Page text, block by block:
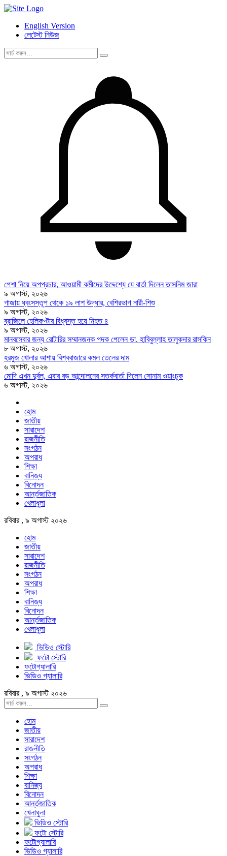
English Version
লেটেস্ট নিউজ
পেশা নিয়ে অপপ্রচার, আওয়ামী কর্মীদের উদ্দেশ্যে যে বার্তা দিলেন তাসনিম জারা
৯ অগাস্ট, ২০২৬
গাজায় ধ্বংসস্তূপ থেকে ১৯ লাশ উদ্ধার, বেশিরভাগ নারী-শিশু
৯ অগাস্ট, ২০২৬
ব্রাজিলে হেলিকপ্টার বিধ্বস্ত হয়ে নিহত ৪
৯ অগাস্ট, ২০২৬
মানবসেবার জন্য রোটারির সম্মানজনক পদক পেলেন ডা. হাবিবুল্লাহ তালুকদার রাসকিন
৮ অগাস্ট, ২০২৬
হরমুজ খোলার আশায় বিশ্ববাজারে কমল তেলের দাম
৬ অগাস্ট, ২০২৬
মোদি এখন দুর্বল, এবার বড় আন্দোলনের সতর্কবার্তা দিলেন সোনাম ওয়াংচুক
৬ অগাস্ট, ২০২৬
হোম
জাতীয়
সারাদেশ
রাজনীতি
সংগঠন
অপরাধ
শিক্ষা
বানিজ্য
বিনোদন
আর্ন্তজাতিক
খেলাধুলা
রবিবার , ৯ অগাস্ট ২০২৬
হোম
জাতীয়
সারাদেশ
রাজনীতি
সংগঠন
অপরাধ
শিক্ষা
বানিজ্য
বিনোদন
আর্ন্তজাতিক
খেলাধুলা
ভিডিও স্টোরি
ফটো স্টোরি
ফটোগ্যালারি
ভিডিও গ্যালারি
রবিবার , ৯ অগাস্ট ২০২৬
হোম
জাতীয়
সারাদেশ
রাজনীতি
সংগঠন
অপরাধ
শিক্ষা
বানিজ্য
বিনোদন
আর্ন্তজাতিক
খেলাধুলা
ভিডিও স্টোরি
ফটো স্টোরি
ফটোগ্যালারি
ভিডিও গ্যালারি